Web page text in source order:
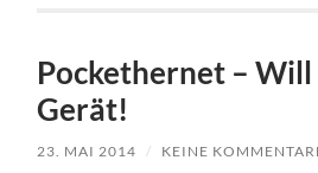
Pockethernet – Will
Gerät!
23. MAI 2014 / KEINE